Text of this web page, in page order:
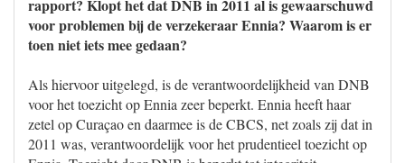
rapport? Klopt het dat DNB in 2011 al is gewaarschuwd
voor problemen bij de verzekeraar Ennia? Waarom is er
toen niet iets mee gedaan?
Als hiervoor uitgelegd, is de verantwoordelijkheid van DNB
voor het toezicht op Ennia zeer beperkt. Ennia heeft haar
zetel op Curaçao en daarmee is de CBCS, net zoals zij dat in
2011 was, verantwoordelijk voor het prudentieel toezicht op